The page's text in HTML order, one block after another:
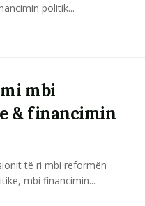
politik...
mbi
& financimin
të ri mbi reformën
mbi financimin...